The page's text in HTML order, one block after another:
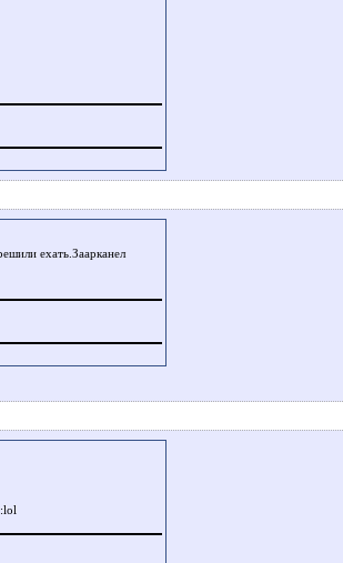
ехать.Заарканел